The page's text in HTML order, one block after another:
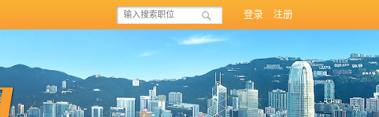
登录 注册